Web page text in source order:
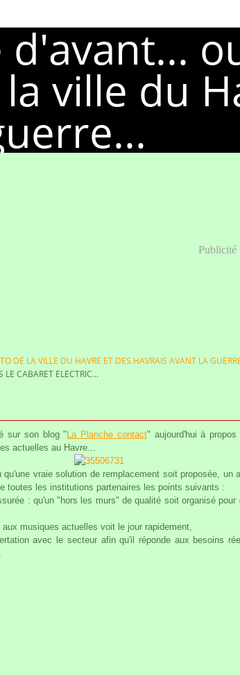
Publicité
DE LA VILLE DU HAVRE ET DES HAVRAIS AVANT LA
LE CABARET ELECTRIC...
sur son blog " La Planche contact" aujourd'hui à
actuelles au Havre...
vraie solution de remplacement soit proposée, un
toutes les institutions partenaires les points suivants :
: qu'un "hors les murs" de qualité soit organisé
musiques actuelles voit le jour rapidement,
avec le secteur afin qu'il réponde aux besoins